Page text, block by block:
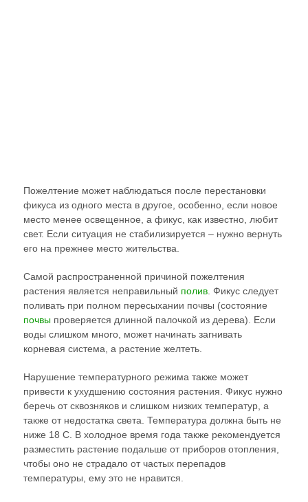
Пожелтение может наблюдаться после перестановки
фикуса из одного места в другое, особенно, если новое
место менее освещенное, а фикус, как известно, любит
свет. Если ситуация не стабилизируется – нужно вернуть
его на прежнее место жительства.
Самой распространенной причиной пожелтения
растения является неправильный полив. Фикус следует
поливать при полном пересыхании почвы (состояние
почвыпроверяется длинной палочкой из дерева). Если
воды слишком много, может начинать загнивать
корневая система, а растение желтеть.
Нарушение температурного режима также может
привести к ухудшению состояния растения. Фикус нужно
беречь от сквозняков и слишком низких температур, а
также от недостатка света. Температура должна быть не
ниже 18 С. В холодное время года также рекомендуется
разместить растение подальше от приборов отопления,
чтобы оно не страдало от частых перепадов
температуры, ему это не нравится.